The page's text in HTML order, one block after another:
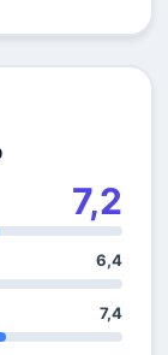
7,2
6,4
7,4